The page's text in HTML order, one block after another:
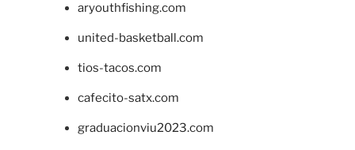
aryouthfishing.com
united-basketball.com
tios-tacos.com
cafecito-satx.com
graduacionviu2023.com